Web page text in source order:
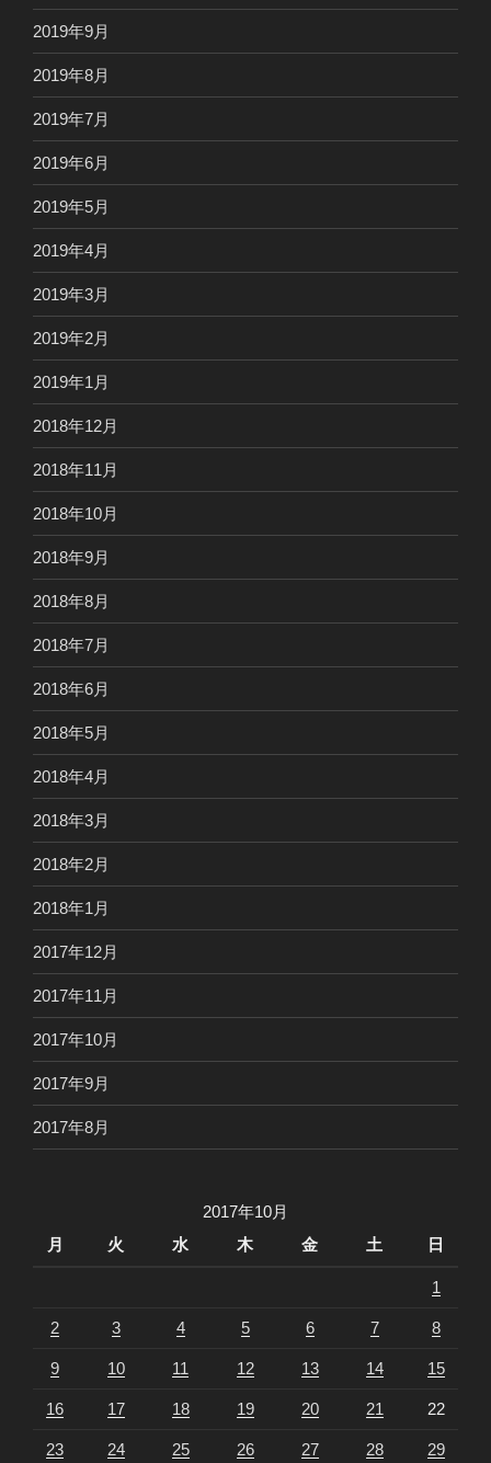
2019年9月
2019年8月
2019年7月
2019年6月
2019年5月
2019年4月
2019年3月
2019年2月
2019年1月
2018年12月
2018年11月
2018年10月
2018年9月
2018年8月
2018年7月
2018年6月
2018年5月
2018年4月
2018年3月
2018年2月
2018年1月
2017年12月
2017年11月
2017年10月
2017年9月
2017年8月
2017年10月
月
火 水 木 金 土 日
1
2 3 4 5 6 7 8
9 10 11 12 13 14 15
16 17 18 19 20 21 22
23 24 25 26 27 28 29